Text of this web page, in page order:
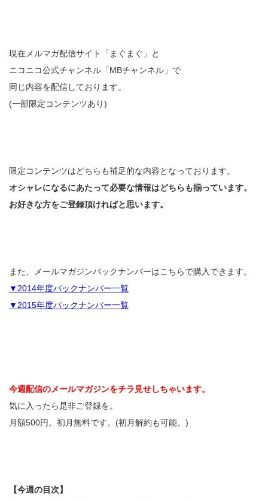
現在メルマガ配信サイト「まぐまぐ」と
ニコニコ公式チャンネル「MBチャンネル」で
同じ内容を配信しております。
(一部限定コンテンツあり)
限定コンテンツはどちらも補足的な内容となっております。
オシャレになるにあたって必要な情報はどちらも揃っています。
お好きな方をご登録頂ければと思います。
また、メールマガジンバックナンバーはこちらで購入できます。
▼2014年度バックナンバー一覧
▼2015年度バックナンバー一覧
今週配信のメールマガジンをチラ見せしちゃいます。
気に入ったら是非ご登録を。
月額500円。初月無料です。(初月解約も可能。)
【今週の目次】